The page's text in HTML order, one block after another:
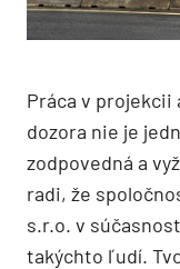
Práca v projekcii
dozora nie je
zodpovedná a
radi, že
s.r.o. v
takýchto ľudí.